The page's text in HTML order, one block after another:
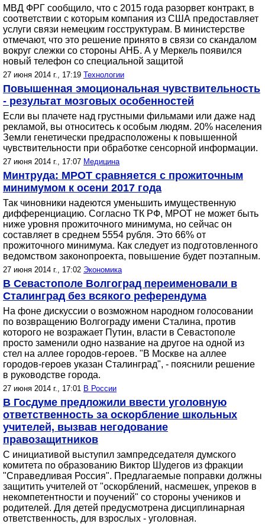
МВД ФРГ сообщило, что с 2015 года разорвет контракт, в
соответствии с которым компания из США предоставляет
услуги связи немецким госструктурам. В министерстве
отмечают, что это решение принято в связи со скандалом
вокруг слежки со стороны АНБ. А у Меркель появился
новый телефон со специальной защитой
27 июня 2014 г., 17:19 Технологии
Повышенная эмоциональная чувствительность
- результат мозговых особенностей
Если вы плачете над грустными фильмами или даже над
рекламой, вы относитесь к особым людям. 20% населения
Земли генетически предрасположены к повышенной
чувствительности при обработке сенсорной информации.
27 июня 2014 г., 17:07 Медицина
Минтруда: МРОТ сравняется с прожиточным
минимумом к осени 2017 года
Так чиновники надеются уменьшить имущественную
дифференциацию. Согласно ТК РФ, МРОТ не может быть
ниже уровня прожиточного минимума, но сейчас он
составляет в среднем 5554 рубля. Это 66% от
прожиточного минимума. Как следует из подготовленного
ведомством законопроекта, повышение будет поэтапным.
27 июня 2014 г., 17:02 Экономика
В Севастополе Волгоград переименовали в
Сталинград без всякого референдума
На фоне дискуссии о возможном народном голосовании
по возвращению Волгограду имени Сталина, против
которого не возражает Путин, власти в Севастополе
просто заменили одно название на другое на одной из
стел на аллее городов-героев. "В Москве на аллее
городов-героев указан Сталинград", - пояснили решение
в руководстве города.
27 июня 2014 г., 17:01 В России
В Госдуме предложили ввести уголовную
ответственность за оскорбление школьных
учителей, вызвав негодование
правозащитников
С инициативой выступил зампредседателя думского
комитета по образованию Виктор Шудегов из фракции
"Справедливая Россия". Предлагаемые поправки должны
защитить учителей от "оскорблений, насмешек, упреков в
некомпетентности и поучений" со стороны учеников и
родителей. Для детей предусмотрена дисциплинарная
ответственность, для взрослых - уголовная.